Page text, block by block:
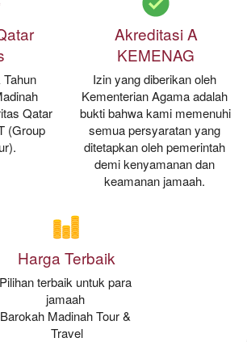
Tahun
Qatar
(Group
Akreditasi A
KEMENAG
Izin yang diberikan oleh
Kementerian Agama adalah
bukti bahwa kami memenuhi
semua persyaratan yang
ditetapkan oleh pemerintah
demi kenyamanan dan
keamanan jamaah.
Harga Terbaik
Pilihan terbaik untuk para
jamaah
Barokah Madinah Tour &
Travel